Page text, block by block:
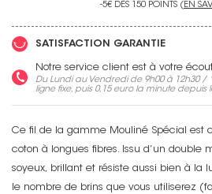
-5€ DÈS 150 POINTS ( EN
SATISFACTION GARANTIE
Notre service client est à votre
Du Lundi au Vendredi de 9h00 à 12h30 /
ligne fixe, puis 0,15 eurola minute depuis
Ce fil de la gamme Mouliné Spécial est
coton à longues fibres. Issu d’un double
soyeux, brillant et résiste aussi bien à la
le nombre de brins que vous utiliserez